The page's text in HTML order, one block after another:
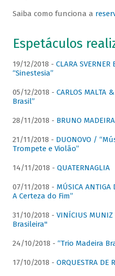
Saiba como funciona a
Espetáculos
19/12/2018 - CLARA
“Sinestesia”
05/12/2018 - CARLOS MALTA
Brasil”
28/11/2018 - BRUNO
21/11/2018 - DUONOVO /
Trompete e Violão”
14/11/2018 - QUATERNAGLIA
07/11/2018 - MÚSICA
A Certeza do Fim”
31/10/2018 - VINÍCIUS
Brasileira"
24/10/2018 - “Trio Madeira
17/10/2018 - ORQUESTRA DE